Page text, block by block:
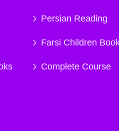
Persian Reading
Farsi Children
Complete Course